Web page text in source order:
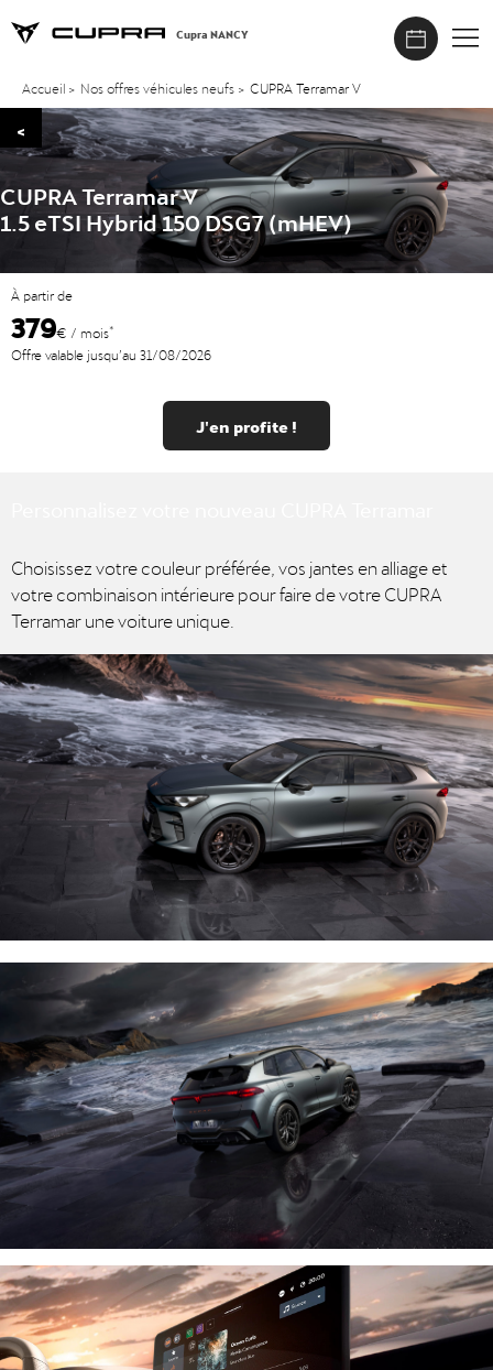
Cupra NANCY
Accueil > Nos offres véhicules neufs > CUPRA Terramar V
<
CUPRA Terramar V
1.5 eTSI Hybrid 150 DSG7 (mHEV)
À partir de
379€ / mois*
Offre valable jusqu’au 31/08/2026
J'en profite !
Choisissez votre couleur préférée, vos jantes en alliage et
votre combinaison intérieure pour faire de votre CUPRA
Terramar une voiture unique.